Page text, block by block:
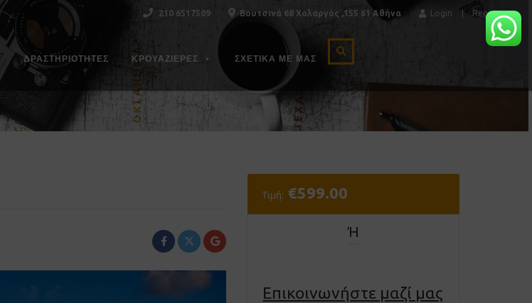
210 6517509 Βουτσινά 68 Χολαργός ,155 61 Αθήνα Login Register
ΔΡΑΣΤΗΡΙΌΤΗΤΕΣ ΚΡΟΥΑΖΙΕΡΕΣ ΣΧΕΤΙΚΆ ΜΕ ΜΑΣ
Τιμή: €599.00
Ή
Επικοινωνήστε μαζί μας